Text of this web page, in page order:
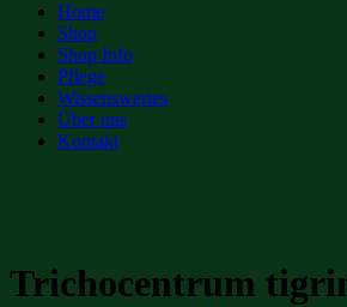
Home
Shop
Shop Info
Pflege
Wissenswertes
Über uns
Kontakt
Trichocentrum